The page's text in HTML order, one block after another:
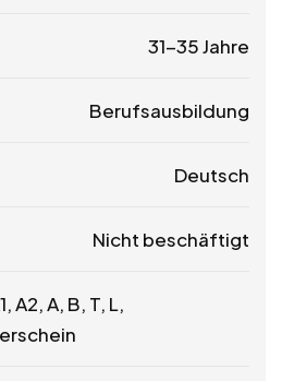
31-35 Jahre
Berufsausbildung
Deutsch
Nicht beschäftigt
A2, A, B, T, L,